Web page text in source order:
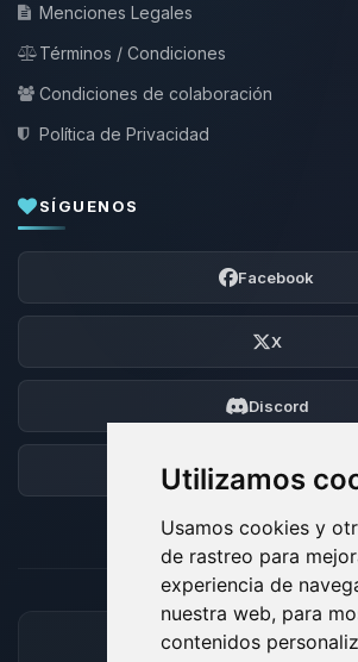
Utilizamos
Usamos cookies y
de rastreo para
experiencia de
nuestra web, para
contenidos
Menciones Legales
Términos / Condiciones
Condiciones de colaboración
Política de Privacidad
SÍGUENOS
Facebook
X
Discord
Foro
MÉTODOS DE PAGO